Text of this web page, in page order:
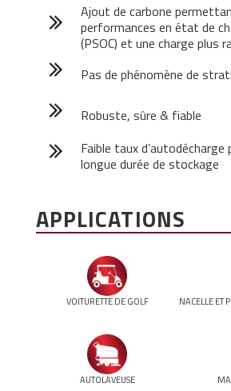
Ajout de carbone
performances en état de
(PSOC) et une charge plus
Pas de phénomène de
Robuste, sûre & fiable
Faible taux
longue durée de stockage
APPLICATIONS
VOITURETTE DE GOLF NACELLE ET
AUTOLAVEUSE